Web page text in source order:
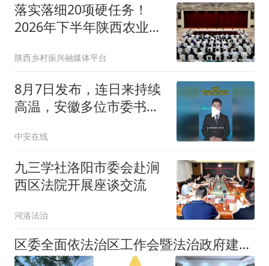
落实落细20项硬任务！
2026年下半年陕西农业农
陕西乡村振兴融媒体平台
8月7日发布，连日来持续
高温，安徽多位市委书记
看望慰问一线劳动者。#
战高温 （编辑：晨晨）投
稿邮箱：3882124142
中安在线
九三学社洛阳市委会赴涧
西区法院开展座谈交流
河洛法治
区委全面依法治区工作会暨法治政府建设示范创建工作部署会在全区引发热烈反响（二）